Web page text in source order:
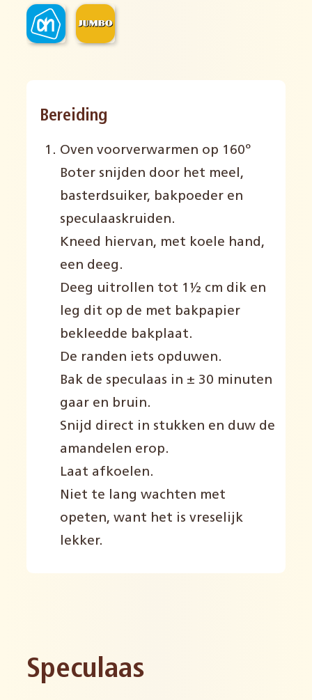
Bereiding
Oven voorverwarmen op 160º
Boter snijden door het meel,
basterdsuiker, bakpoeder en
speculaaskruiden.
Kneed hiervan, met koele hand,
een deeg.
Deeg uitrollen tot 1½ cm dik en
leg dit op de met bakpapier
bekleedde bakplaat.
De randen iets opduwen.
Bak de speculaas in ± 30 minuten
gaar en bruin.
Snijd direct in stukken en duw de
amandelen erop.
Laat afkoelen.
Niet te lang wachten met
opeten, want het is vreselijk
lekker.
Speculaas